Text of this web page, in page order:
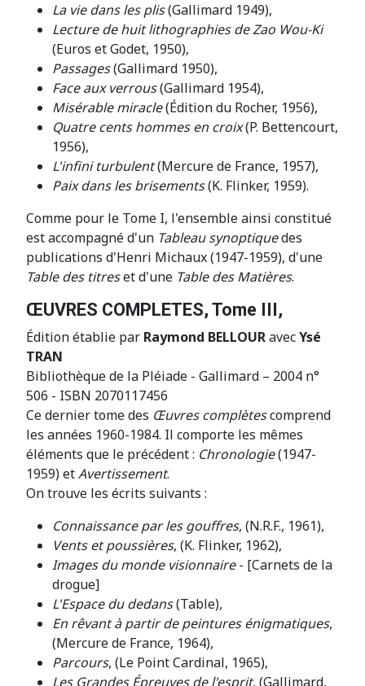
La vie dans les plis(Gallimard 1949),
Lecture de huit lithographies de Zao Wou-Ki
(Euros et Godet, 1950),
Passages(Gallimard 1950),
Face aux verrous(Gallimard 1954),
Misérable miracle(Édition du Rocher, 1956),
Quatre cents hommes en croix(P. Bettencourt,
1956),
L'infini turbulent(Mercure de France, 1957),
Paix dans les brisements(K. Flinker, 1959).
Comme pour le Tome I, l'ensemble ainsi constitué
est accompagné d'un Tableau synoptiquedes
publications d'Henri Michaux (1947-1959), d'une
Table des titreset d'une Table des Matières.
ŒUVRES COMPLETES, Tome III,
Édition établie par Raymond BELLOURavecYsé
TRAN
Bibliothèque de la Pléiade - Gallimard – 2004 n°
506 - ISBN 2070117456
Ce dernier tome des Œuvres complètescomprend
les années 1960-1984. Il comporte les mêmes
éléments que le précédent : Chronologie(1947-
1959) etAvertissement.
On trouve les écrits suivants :
Connaissance par les gouffres, (N.R.F., 1961),
Vents et poussières, (K. Flinker, 1962),
Images du monde visionnaire- [Carnets de la
drogue]
L'Espace du dedans(Table),
En rêvant à partir de peintures énigmatiques,
(Mercure de France, 1964),
Parcours, (Le Point Cardinal, 1965),
Les Grandes Épreuves de l'esprit, (Gallimard,